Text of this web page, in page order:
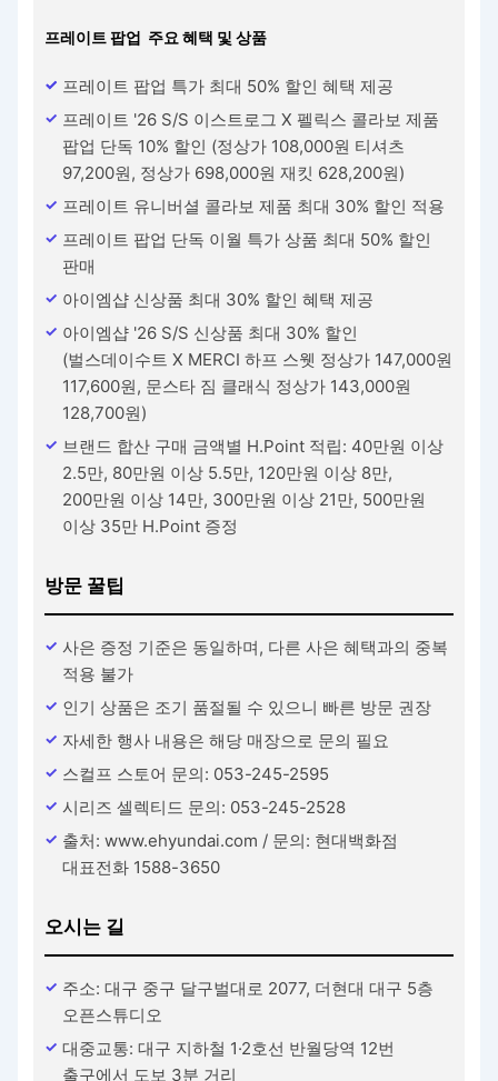
프레이트 팝업 주요 혜택 및 상품
프레이트 팝업 특가 최대 50% 할인 혜택 제공
프레이트 '26 S/S 이스트로그 X 펠릭스 콜라보 제품
팝업 단독 10% 할인 (정상가 108,000원 티셔츠
97,200원, 정상가 698,000원 재킷 628,200원)
프레이트 유니버셜 콜라보 제품 최대 30% 할인 적용
프레이트 팝업 단독 이월 특가 상품 최대 50% 할인
판매
아이엠샵 신상품 최대 30% 할인 혜택 제공
아이엠샵 '26 S/S 신상품 최대 30% 할인
(벌스데이수트 X MERCI 하프 스웻 정상가 147,000원
117,600원, 문스타 짐 클래식 정상가 143,000원
128,700원)
브랜드 합산 구매 금액별 H.Point 적립: 40만원 이상
2.5만, 80만원 이상 5.5만, 120만원 이상 8만,
200만원 이상 14만, 300만원 이상 21만, 500만원
이상 35만 H.Point 증정
방문 꿀팁
사은 증정 기준은 동일하며, 다른 사은 혜택과의 중복
적용 불가
인기 상품은 조기 품절될 수 있으니 빠른 방문 권장
자세한 행사 내용은 해당 매장으로 문의 필요
스컬프 스토어 문의: 053-245-2595
시리즈 셀렉티드 문의: 053-245-2528
출처: www.ehyundai.com / 문의: 현대백화점
대표전화 1588-3650
오시는 길
주소: 대구 중구 달구벌대로 2077, 더현대 대구 5층
오픈스튜디오
대중교통: 대구 지하철 1·2호선 반월당역 12번
출구에서 도보 3분 거리